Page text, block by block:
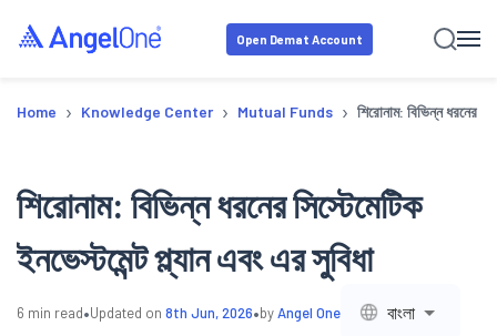
Open Demat Account
Home › Knowledge Center › Mutual Funds › শিরোনাম: বিভিন্ন ধরনের
শিরোনাম: বিভিন্ন ধরনের সিস্টেমেটিক
ইনভেস্টমেন্ট প্ল্যান এবং এর সুবিধা
6 min read•Updated on 8th Jun, 2026•byAngel One বাংলা